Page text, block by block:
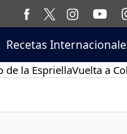
Recetas
de la EspriellaVuelta a